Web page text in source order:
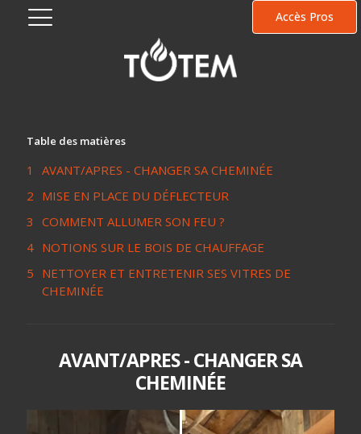
Accès Pros
LES CONSEILS TOTEM
Table des matières
AVANT/APRES - CHANGER SA CHEMINÉE
MISE EN PLACE DU DÉFLECTEUR
COMMENT ALLUMER SON FEU ?
NOTIONS SUR LE BOIS DE CHAUFFAGE
NETTOYER ET ENTRETENIR SES VITRES DE
CHEMINÉE
AVANT/APRES - CHANGER SA
CHEMINÉE